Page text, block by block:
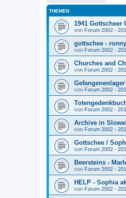
THEMEN
1941 Gottscheer
von Forum 2002 -
gottschee -
von Forum 2002 -
Churches and
von Forum 2002 -
Gefangenenlager
von Forum 2002 -
von Forum 2002 -
Archive in
von Forum 2002 -
Gottschee /
von Forum 2002 -
Beersteins -
von Forum 2002 -
HELP - Sophia
von Forum 2002 -